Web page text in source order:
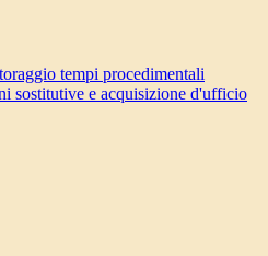
tempi procedimentali
sostitutive e acquisizione d'ufficio